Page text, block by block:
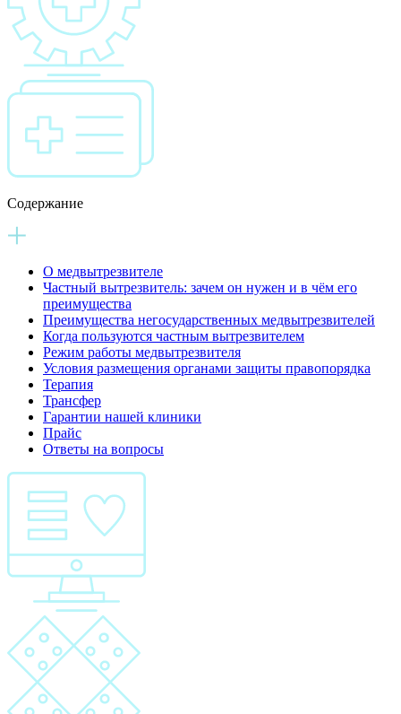
Содержание
О медвытрезвителе
Частный вытрезвитель: зачем он нужен и в чём его
преимущества
Преимущества негосударственных медвытрезвителей
Когда пользуются частным вытрезвителем
Режим работы медвытрезвителя
Условия размещения органами защиты правопорядка
Терапия
Трансфер
Гарантии нашей клиники
Прайс
Ответы на вопросы